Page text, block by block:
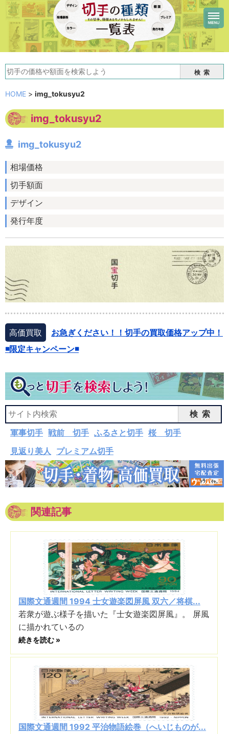
検索
HOME > img_tokusyu2
img_tokusyu2
img_tokusyu2
相場価格
切手額面
デザイン
発行年度
高価買取
お急ぎください！！切手の買取価格アップ中！
◾️限定キャンペーン◾️
検索
軍事切手 戦前 切手 ふるさと切手 桜 切手
見返り美人 プレミアム切手
関連記事
国際文通週間 1994 士女遊楽図屏風 双六／将棋...
若衆が遊ぶ様子を描いた『士女遊楽図屏風』。 屏風
に描かれているの
続きを読む »
国際文通週間 1992 平治物語絵巻（へいじものが...